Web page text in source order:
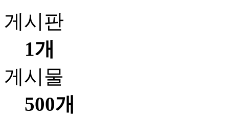
게시판
1개
게시물
500개